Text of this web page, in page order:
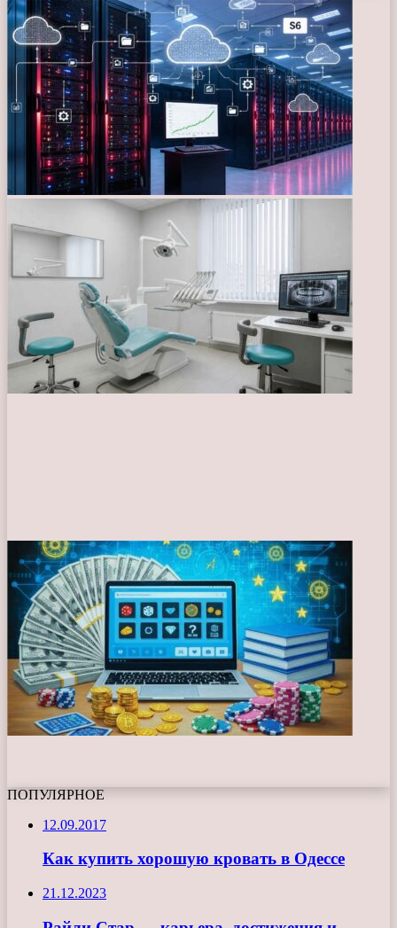
ПОПУЛЯРНОЕ
12.09.2017
Как купить хорошую кровать в Одессе
21.12.2023